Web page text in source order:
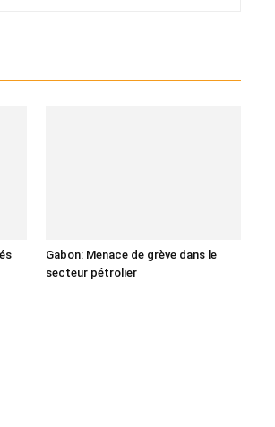
Gabon: Menace de grève dans le
secteur pétrolier